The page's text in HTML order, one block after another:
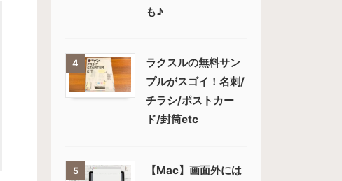
も♪
4
ラクスルの無料サン
プルがスゴイ！名刺/
チラシ/ポストカー
ド/封筒etc
5
【Mac】画面外には